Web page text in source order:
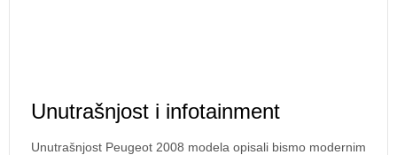
Unutrašnjost i infotainment
Unutrašnjost Peugeot 2008 modela opisali bismo modernim